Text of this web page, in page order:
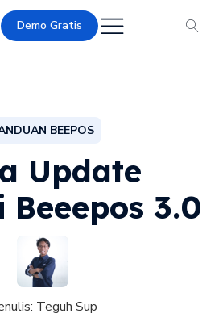
Demo Gratis
BEEPOS
Update
3.0
Teguh Sup